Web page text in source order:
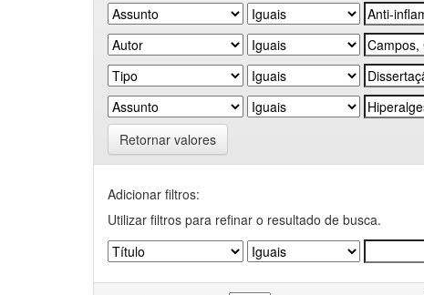
Retornar valores
Adicionar filtros:
Utilizar filtros para refinar o resultado de busca.